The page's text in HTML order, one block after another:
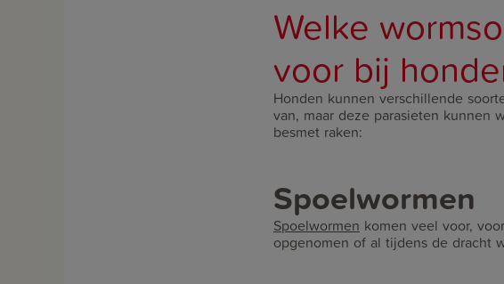
Welke
voor bij
Honden kunnen verschillende
van, maar deze parasieten kunnen
besmet raken:
Spoelwormen
Spoelwormen komen veel voor,
opgenomen of al tijdens de dracht